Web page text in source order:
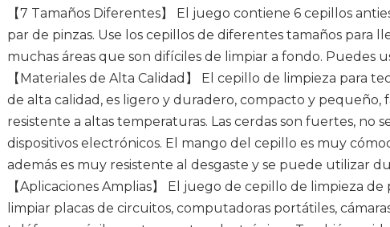
【7 Tamaños Diferentes】 El juego contiene 6 cepillos
par de pinzas. Use los cepillos de diferentes tamaños para
muchas áreas que son difíciles de limpiar a fondo. Puedes
【Materiales de Alta Calidad】 El cepillo de limpieza para
de alta calidad, es ligero y duradero, compacto y pequeño,
resistente a altas temperaturas. Las cerdas son fuertes, no
dispositivos electrónicos. El mango del cepillo es muy
además es muy resistente al desgaste y se puede utilizar
【Aplicaciones Amplias】 El juego de cepillo de limpieza
limpiar placas de circuitos, computadoras portátiles,